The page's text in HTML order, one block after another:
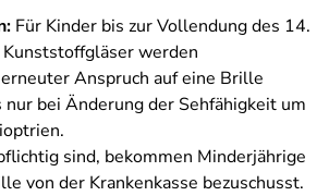
Für Kinder bis zur Vollendung des 14.
werden
Anspruch auf eine Brille
bei Änderung der Sehfähigkeit um
sind, bekommen Minderjährige
von der Krankenkasse bezuschusst.